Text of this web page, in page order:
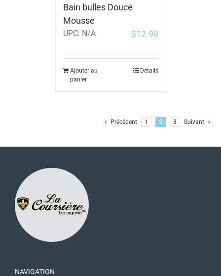
Bain bulles Douce
Mousse
UPC: N/A $12.98
Ajouter au
panier
Détails
Précédent 1 2 3 Suivant
NAVIGATION